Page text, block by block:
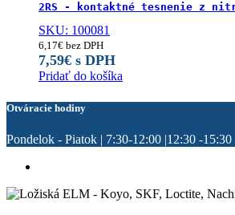
2RS - kontaktné tesnenie z
SKU: 100081
6,17€ bez DPH
7,59€ s DPH
Pridať do košíka
Otváracie hodiny
Pondelok - Piatok | 7:30-12:00 |12:30 -15:30